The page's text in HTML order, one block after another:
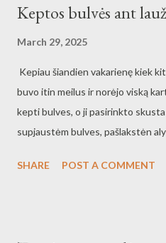
Keptos bulvės ant
March 29, 2025
Kepiau šiandien vakarienę kiek
buvo itin meilus ir norėjo viską
kepti bulves, o ji pasirinkto
supjaustėm bulves, pašlakstėn
svogūnus, dar pabarstėm pipirų,
SHARE POST A COMMENT